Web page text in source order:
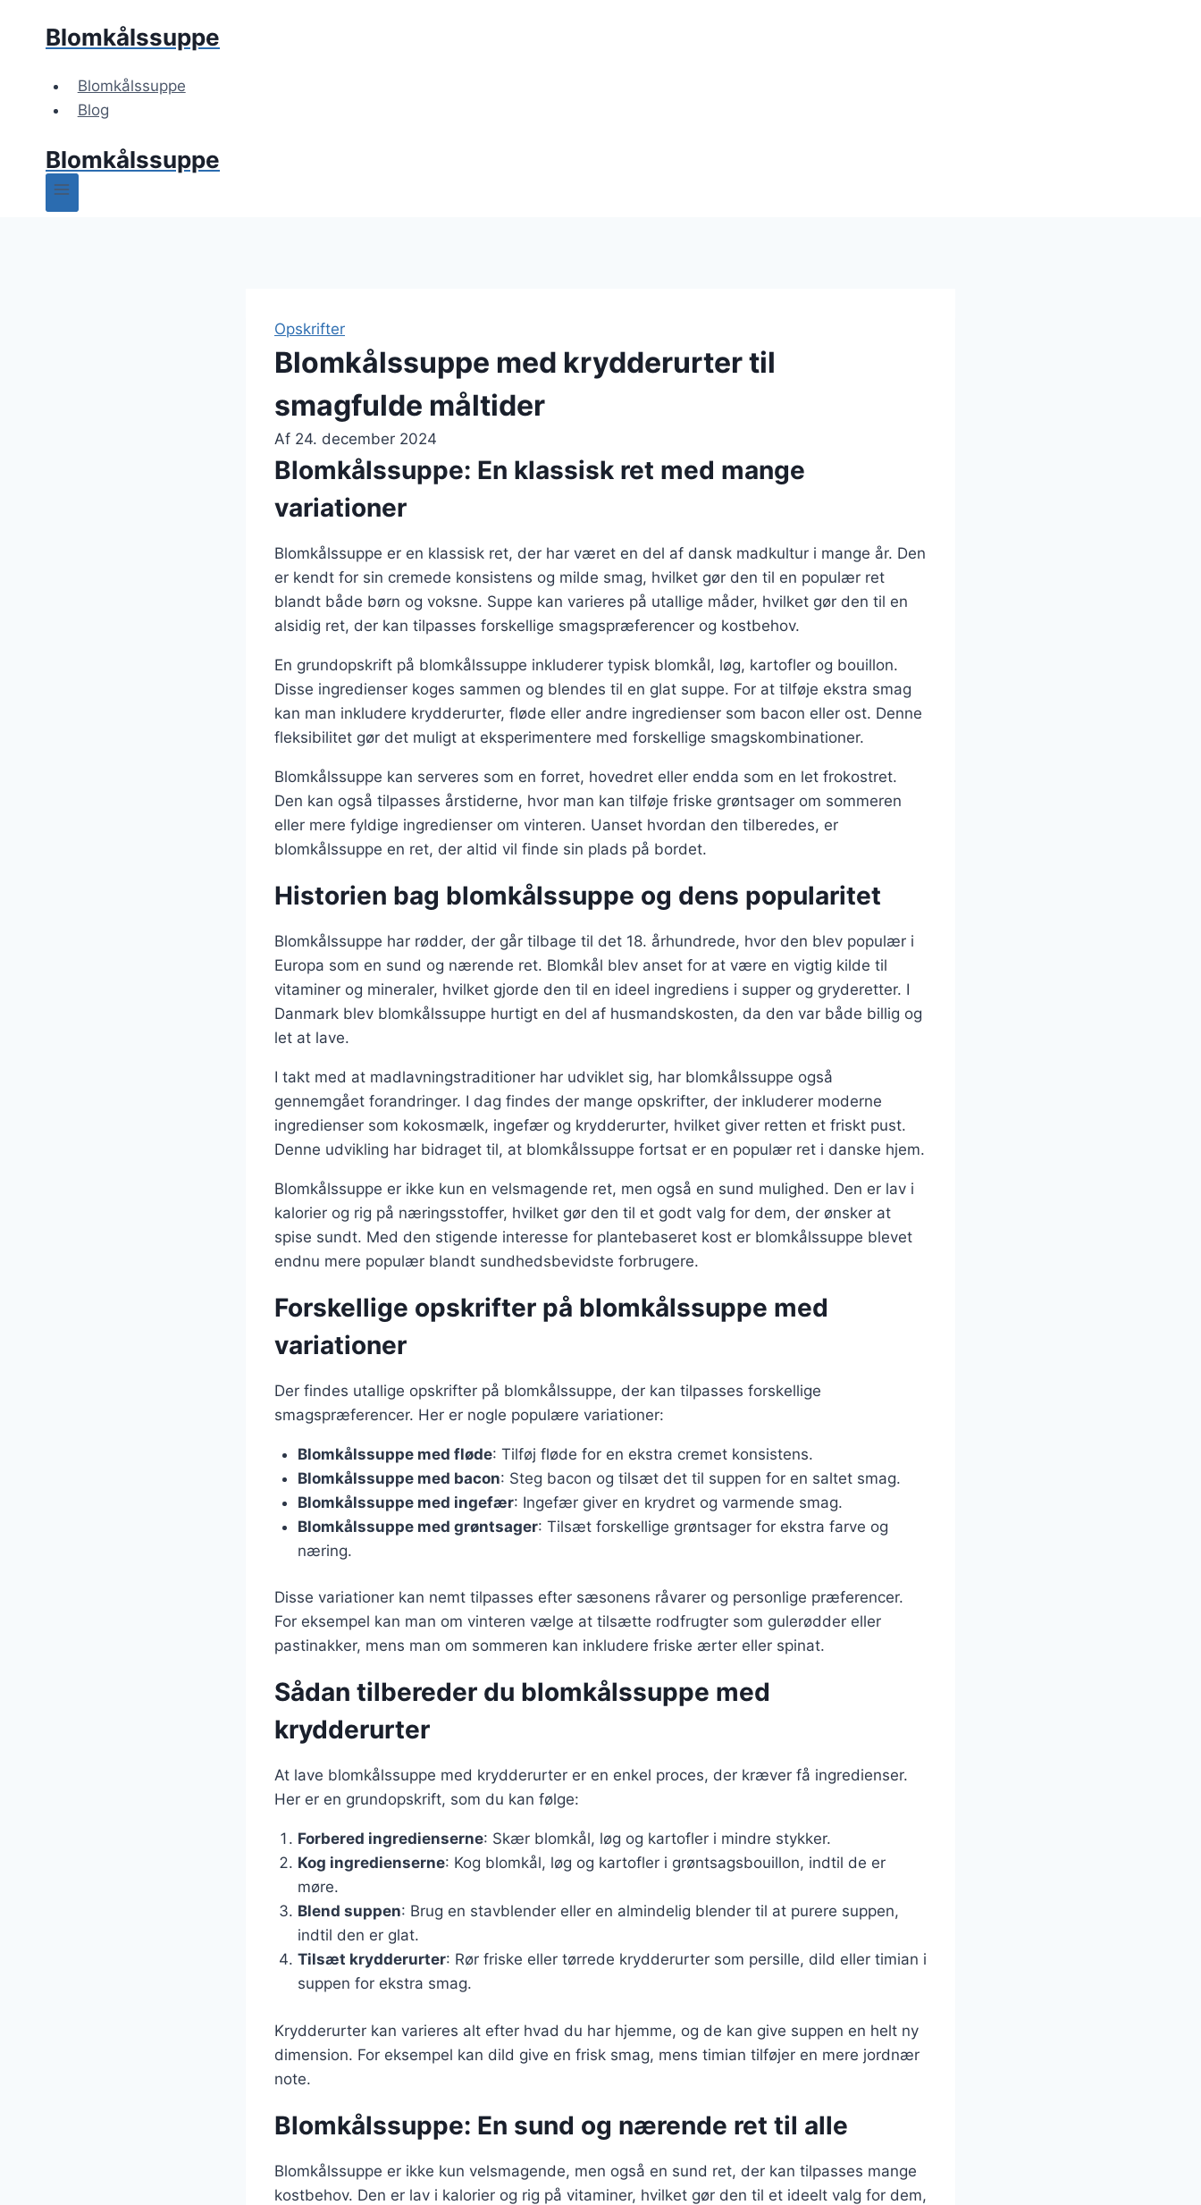
Blomkålssuppe
Blomkålssuppe
Blog
Blomkålssuppe
Opskrifter
Blomkålssuppe med krydderurter til
smagfulde måltider
Af 24. december 2024
Blomkålssuppe: En klassisk ret med mange
variationer
Blomkålssuppe er en klassisk ret, der har været en del af dansk madkultur i mange år. Den
er kendt for sin cremede konsistens og milde smag, hvilket gør den til en populær ret
blandt både børn og voksne. Suppe kan varieres på utallige måder, hvilket gør den til en
alsidig ret, der kan tilpasses forskellige smagspræferencer og kostbehov.
En grundopskrift på blomkålssuppe inkluderer typisk blomkål, løg, kartofler og bouillon.
Disse ingredienser koges sammen og blendes til en glat suppe. For at tilføje ekstra smag
kan man inkludere krydderurter, fløde eller andre ingredienser som bacon eller ost. Denne
fleksibilitet gør det muligt at eksperimentere med forskellige smagskombinationer.
Blomkålssuppe kan serveres som en forret, hovedret eller endda som en let frokostret.
Den kan også tilpasses årstiderne, hvor man kan tilføje friske grøntsager om sommeren
eller mere fyldige ingredienser om vinteren. Uanset hvordan den tilberedes, er
blomkålssuppe en ret, der altid vil finde sin plads på bordet.
Historien bag blomkålssuppe og dens popularitet
Blomkålssuppe har rødder, der går tilbage til det 18. århundrede, hvor den blev populær i
Europa som en sund og nærende ret. Blomkål blev anset for at være en vigtig kilde til
vitaminer og mineraler, hvilket gjorde den til en ideel ingrediens i supper og gryderetter. I
Danmark blev blomkålssuppe hurtigt en del af husmandskosten, da den var både billig og
let at lave.
I takt med at madlavningstraditioner har udviklet sig, har blomkålssuppe også
gennemgået forandringer. I dag findes der mange opskrifter, der inkluderer moderne
ingredienser som kokosmælk, ingefær og krydderurter, hvilket giver retten et friskt pust.
Denne udvikling har bidraget til, at blomkålssuppe fortsat er en populær ret i danske hjem.
Blomkålssuppe er ikke kun en velsmagende ret, men også en sund mulighed. Den er lav i
kalorier og rig på næringsstoffer, hvilket gør den til et godt valg for dem, der ønsker at
spise sundt. Med den stigende interesse for plantebaseret kost er blomkålssuppe blevet
endnu mere populær blandt sundhedsbevidste forbrugere.
Forskellige opskrifter på blomkålssuppe med
variationer
Der findes utallige opskrifter på blomkålssuppe, der kan tilpasses forskellige
smagspræferencer. Her er nogle populære variationer:
Blomkålssuppe med fløde: Tilføj fløde for en ekstra cremet konsistens.
Blomkålssuppe med bacon: Steg bacon og tilsæt det til suppen for en saltet smag.
Blomkålssuppe med ingefær: Ingefær giver en krydret og varmende smag.
Blomkålssuppe med grøntsager: Tilsæt forskellige grøntsager for ekstra farve og
næring.
Disse variationer kan nemt tilpasses efter sæsonens råvarer og personlige præferencer.
For eksempel kan man om vinteren vælge at tilsætte rodfrugter som gulerødder eller
pastinakker, mens man om sommeren kan inkludere friske ærter eller spinat.
Sådan tilbereder du blomkålssuppe med
krydderurter
At lave blomkålssuppe med krydderurter er en enkel proces, der kræver få ingredienser.
Her er en grundopskrift, som du kan følge:
Forbered ingredienserne: Skær blomkål, løg og kartofler i mindre stykker.
Kog ingredienserne: Kog blomkål, løg og kartofler i grøntsagsbouillon, indtil de er
møre.
Blend suppen: Brug en stavblender eller en almindelig blender til at purere suppen,
indtil den er glat.
Tilsæt krydderurter: Rør friske eller tørrede krydderurter som persille, dild eller timian i
suppen for ekstra smag.
Krydderurter kan varieres alt efter hvad du har hjemme, og de kan give suppen en helt ny
dimension. For eksempel kan dild give en frisk smag, mens timian tilføjer en mere jordnær
note.
Blomkålssuppe: En sund og nærende ret til alle
Blomkålssuppe er ikke kun velsmagende, men også en sund ret, der kan tilpasses mange
kostbehov. Den er lav i kalorier og rig på vitaminer, hvilket gør den til et ideelt valg for dem,